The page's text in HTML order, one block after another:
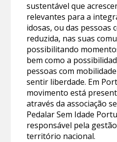
sustentável que
relevantes para a
idosas, ou das pessoas
reduzida, nas suas
possibilitando
bem como a
pessoas com
sentir liberdade. Em
movimento está
através da associação
Pedalar Sem Idade
responsável pela
território nacional.